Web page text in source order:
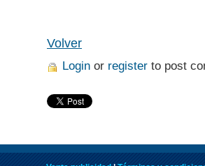
Volver
Login or register to post